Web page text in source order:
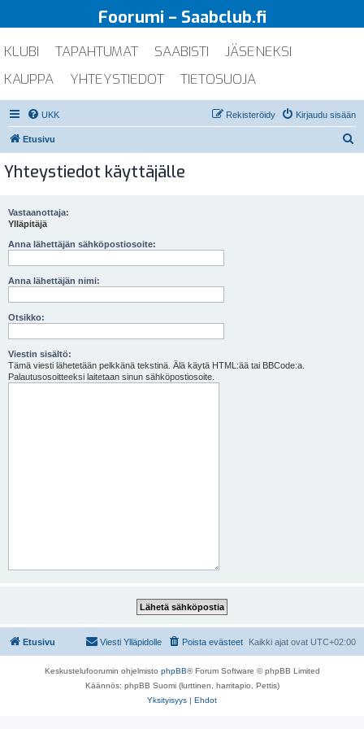
Foorumi – Saabclub.fi
KLUBI TAPAHTUMAT SAABISTI
JÄSENEKSI
KAUPPA
YHTEYSTIEDOT TIETOSUOJA
UKK Kirjaudu sisään
Rekisteröidy
Etusivu
Yhteystiedot käyttäjälle
Vastaanottaja:
Ylläpitäjä
Anna lähettäjän sähköpostiosoite:
Anna lähettäjän nimi:
Otsikko:
Viestin sisältö:
Tämä viesti lähetetään pelkkänä tekstinä. Älä käytä HTML:ää tai BBCode:a.
Palautusosoitteeksi laitetaan sinun sähköpostiosoite.
Etusivu Kaikki ajat ovat UTC+02:00
Poista evästeet
Viesti Ylläpidolle
Keskustelufoorumin ohjelmisto phpBB® Forum Software © phpBB Limited
Käännös: phpBB Suomi (lurttinen, harritapio, Pettis)
Yksityisyys | Ehdot